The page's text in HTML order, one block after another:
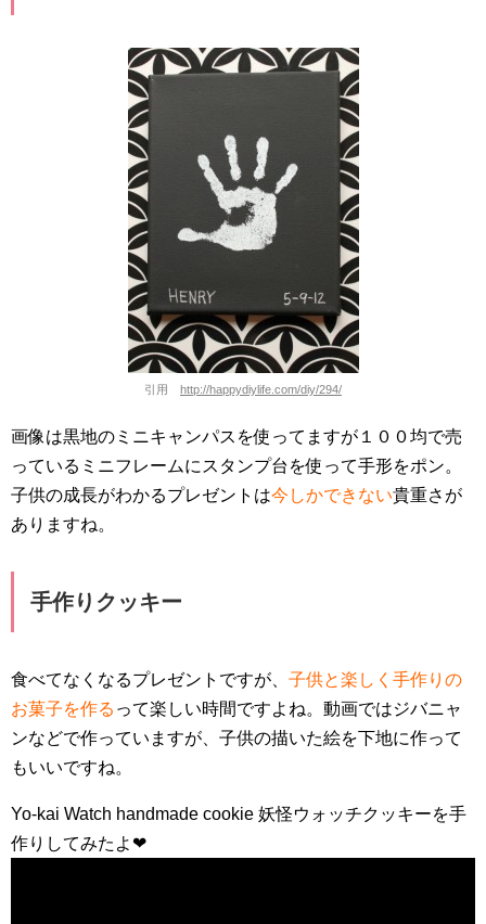
引用 http://happydiylife.com/diy/294/
画像は黒地のミニキャンパスを使ってますが１００均で売
っているミニフレームにスタンプ台を使って手形をポン。
子供の成長がわかるプレゼントは今しかできない貴重さが
ありますね。
手作りクッキー
食べてなくなるプレゼントですが、 子供と楽しく手作りの
お菓子を作る って楽しい時間ですよね。動画ではジバニャ
ンなどで作っていますが、子供の描いた絵を下地に作って
もいいですね。
Yo-kai Watch handmade cookie 妖怪ウォッチクッキーを手
作りしてみたよ❤